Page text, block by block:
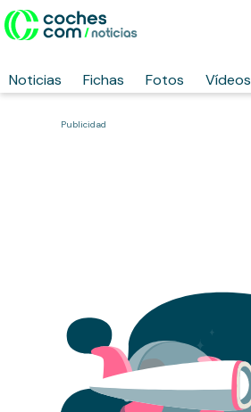
Noticias Fichas Fotos Vídeos
Publicidad